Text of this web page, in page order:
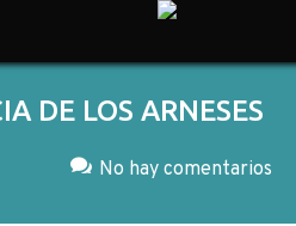
DE LOS ARNESES
No hay comentarios